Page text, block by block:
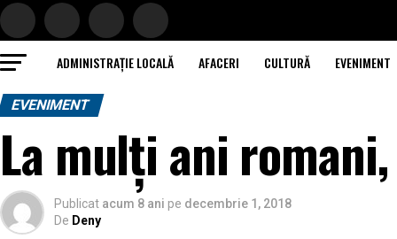
ADMINISTRAȚIE LOCALĂ AFACERI CULTURĂ EVENIMENT
EVENIMENT
La mulți ani
Publicat acum 8 ani pe decembrie 1, 2018
De Deny